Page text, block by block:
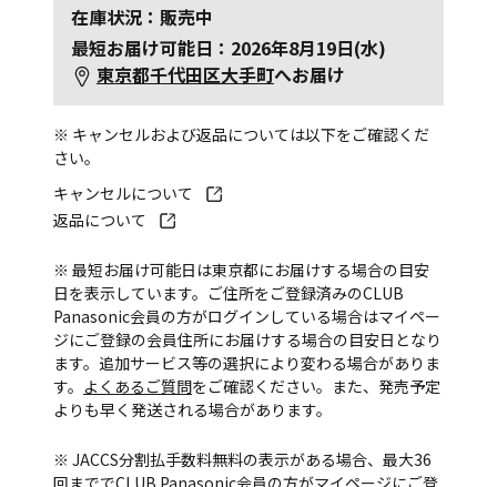
在庫状況：販売中
最短お届け可能日：2026年8月19日(水)
東京都千代田区大手町へお届け
※ キャンセルおよび返品については以下をご確認くだ
さい。
キャンセルについて
返品について
※ 最短お届け可能日は東京都にお届けする場合の目安
日を表示しています。ご住所をご登録済みのCLUB
Panasonic会員の方がログインしている場合はマイペー
ジにご登録の会員住所にお届けする場合の目安日となり
ます。追加サービス等の選択により変わる場合がありま
す。 よくあるご質問をご確認ください。また、発売予定
よりも早く発送される場合があります。
※ JACCS分割払手数料無料の表示がある場合、最大36
回まででCLUB Panasonic会員の方がマイページにご登